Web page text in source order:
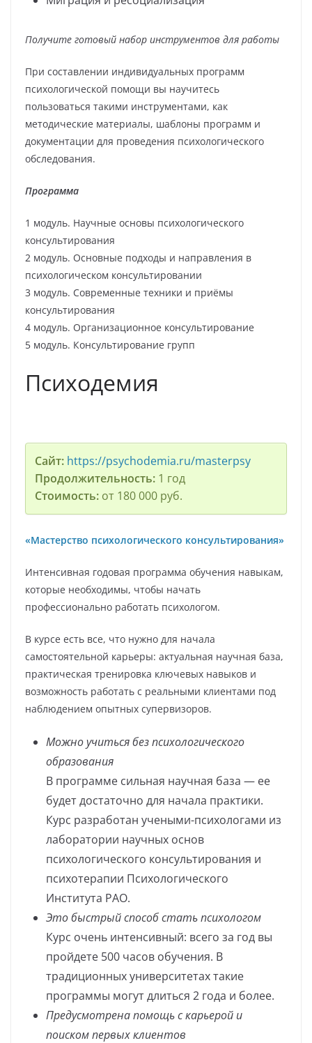
Получите готовый набор инструментов для работы
При составлении индивидуальных программ
психологической помощи вы научитесь
пользоваться такими инструментами, как
методические материалы, шаблоны программ и
документации для проведения психологического
обследования.
Программа
1 модуль. Научные основы психологического
консультирования
2 модуль. Основные подходы и направления в
психологическом консультировании
3 модуль. Современные техники и приёмы
консультирования
4 модуль. Организационное консультирование
5 модуль. Консультирование групп
Психодемия
Сайт: https://psychodemia.ru/masterpsy
Продолжительность:1 год
Стоимость:от 180 000 руб.
«Мастерство психологического консультирования»
Интенсивная годовая программа обучения навыкам,
которые необходимы, чтобы начать
профессионально работать психологом.
В курсе есть все, что нужно для начала
самостоятельной карьеры: актуальная научная база,
практическая тренировка ключевых навыков и
возможность работать с реальными клиентами под
наблюдением опытных супервизоров.
Можно учиться без психологического
образования
В программе сильная научная база — ее
будет достаточно для начала практики.
Курс разработан учеными-психологами из
лаборатории научных основ
психологического консультирования и
психотерапии Психологического
Института РАО.
Это быстрый способ стать психологом
Курс очень интенсивный: всего за год вы
пройдете 500 часов обучения. В
традиционных университетах такие
программы могут длиться 2 года и более.
Предусмотрена помощь с карьерой и
поиском первых клиентов